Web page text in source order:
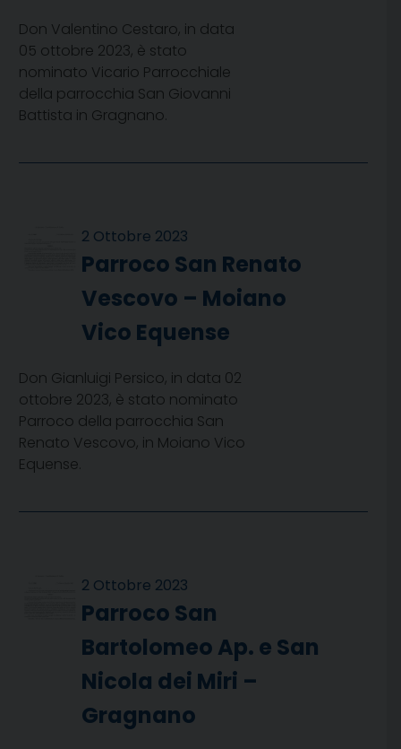
Don Valentino Cestaro, in data
05 ottobre 2023, è stato
nominato Vicario Parrocchiale
della parrocchia San Giovanni
Battista in Gragnano.
2 Ottobre 2023
Parroco San Renato
Vescovo – Moiano
Vico Equense
Don Gianluigi Persico, in data 02
ottobre 2023, è stato nominato
Parroco della parrocchia San
Renato Vescovo, in Moiano Vico
Equense.
2 Ottobre 2023
Parroco San
Bartolomeo Ap. e San
Nicola dei Miri –
Gragnano